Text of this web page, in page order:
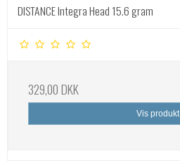
DISTANCE Integra Head 15.6 gram
329,00 DKK
Vis produkt